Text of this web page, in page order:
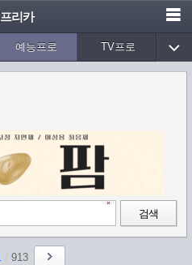
리카
예능프로 TV프로
Wetv
검색
913